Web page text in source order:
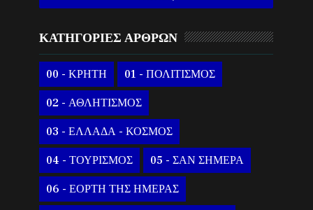
ΚΑΤΗΓΟΡΙΕΣ ΑΡΘΡΩΝ
00 - ΚΡΗΤΗ 01 - ΠΟΛΙΤΙΣΜΟΣ
02 - ΑΘΛΗΤΙΣΜΟΣ
03 - ΕΛΛΑΔΑ - ΚΟΣΜΟΣ
04 - ΤΟΥΡΙΣΜΟΣ 05 - ΣΑΝ ΣΗΜΕΡΑ
06 - ΕΟΡΤΗ ΤΗΣ ΗΜΕΡΑΣ